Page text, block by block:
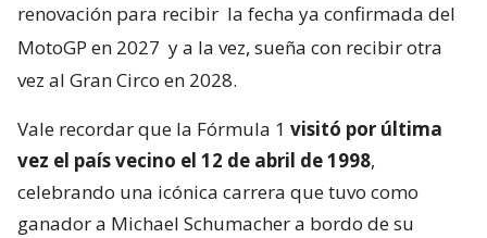
renovación para recibir la fecha ya confirmada del
MotoGP en 2027 y a la vez, sueña con recibir otra
vez al Gran Circo en 2028.
Vale recordar que la Fórmula 1 visitó por última
vez el país vecino el 12 de abril de 1998,
celebrando una icónica carrera que tuvo como
ganador a Michael Schumacher a bordo de su